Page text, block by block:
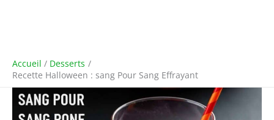
Accueil
Desserts
Recette Halloween : sang Pour Sang Effrayant